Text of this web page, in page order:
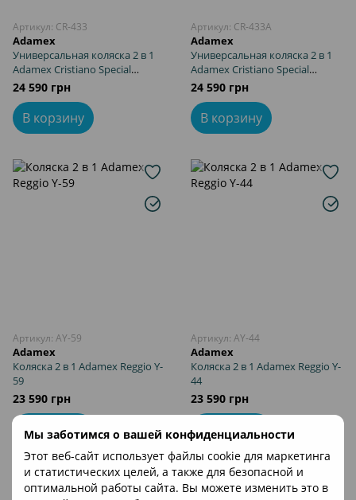
Мы заботимся о вашей конфиденциальности
Этот веб-сайт использует файлы cookie для маркетинга
и статистических целей, а также для безопасной и
оптимальной работы сайта. Вы можете изменить это в
Артикул: CR-433
Adamex
Универсальная коляска 2 в 1
Adamex Cristiano Special
Edition CR-433
24 590 грн
В корзину
Артикул: CR-433A
Adamex
Универсальная коляска 2 в 1
Adamex Cristiano Special
Edition CR-433A
24 590 грн
В корзину
Артикул: AY-59
Adamex
Коляска 2 в 1 Adamex Reggio Y-
59
23 590 грн
В корзину
Артикул: AY-44
Adamex
Коляска 2 в 1 Adamex Reggio Y-
44
23 590 грн
В корзину